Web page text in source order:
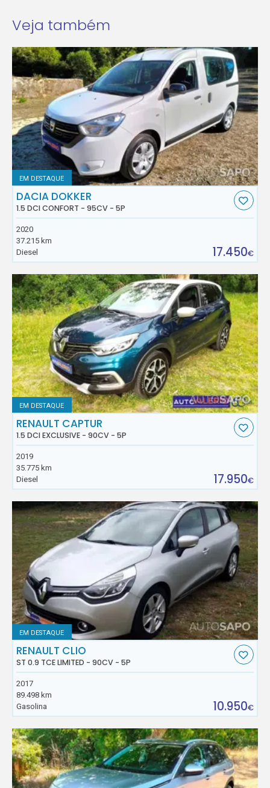
Veja também
EM DESTAQUE
DACIA DOKKER
1.5 DCI CONFORT - 95CV - 5P
2020
37.215 km
Diesel
17.450€
EM DESTAQUE
RENAULT CAPTUR
1.5 DCI EXCLUSIVE - 90CV - 5P
2019
35.775 km
Diesel
17.950€
EM DESTAQUE
RENAULT CLIO
ST 0.9 TCE LIMITED - 90CV - 5P
2017
89.498 km
Gasolina
10.950€